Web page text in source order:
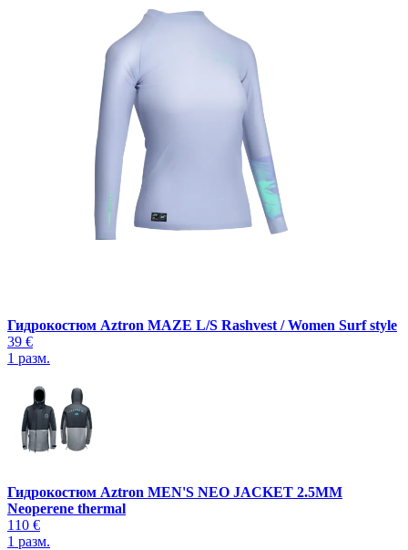
Гидрокостюм Aztron MAZE L/S Rashvest / Women Surf style
39 €
1 разм.
Гидрокостюм Aztron MEN'S NEO JACKET 2.5MM
Neoperene thermal
110 €
1 разм.